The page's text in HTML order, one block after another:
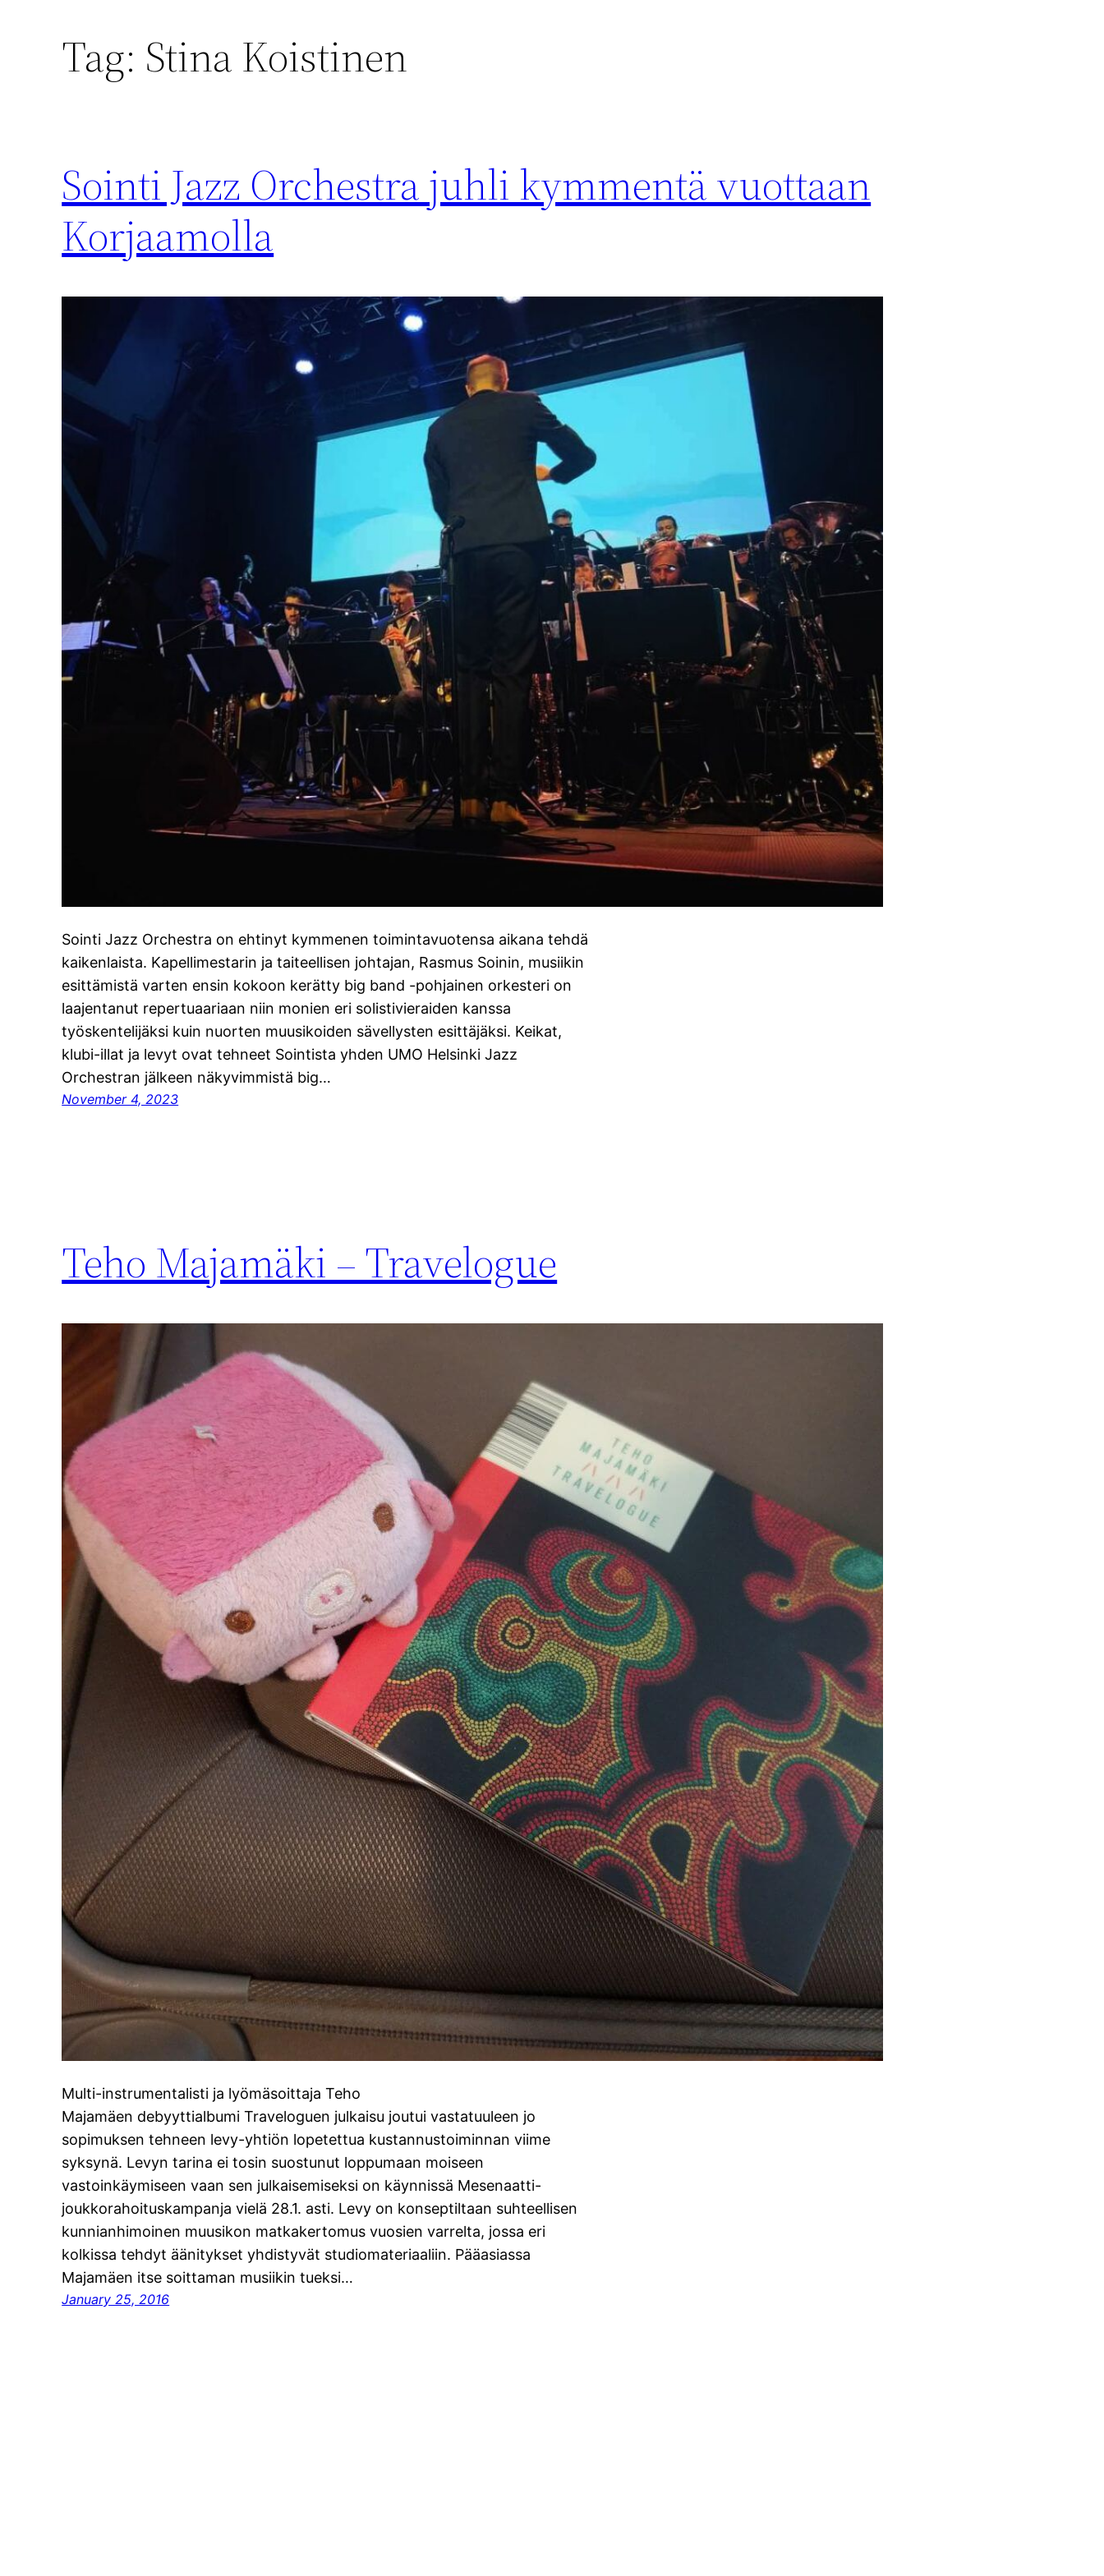
Tag: Stina Koistinen
Sointi Jazz Orchestra juhli kymmentä vuottaan
Korjaamolla
Sointi Jazz Orchestra on ehtinyt kymmenen toimintavuotensa aikana tehdä
kaikenlaista. Kapellimestarin ja taiteellisen johtajan, Rasmus Soinin, musiikin
esittämistä varten ensin kokoon kerätty big band -pohjainen orkesteri on
laajentanut repertuaariaan niin monien eri solistivieraiden kanssa
työskentelijäksi kuin nuorten muusikoiden sävellysten esittäjäksi. Keikat,
klubi-illat ja levyt ovat tehneet Sointista yhden UMO Helsinki Jazz
Orchestran jälkeen näkyvimmistä big…
November 4, 2023
Teho Majamäki – Travelogue
Multi-instrumentalisti ja lyömäsoittaja Teho
Majamäen debyyttialbumi Traveloguen julkaisu joutui vastatuuleen jo
sopimuksen tehneen levy-yhtiön lopetettua kustannustoiminnan viime
syksynä. Levyn tarina ei tosin suostunut loppumaan moiseen
vastoinkäymiseen vaan sen julkaisemiseksi on käynnissä Mesenaatti-
joukkorahoituskampanja vielä 28.1. asti. Levy on konseptiltaan suhteellisen
kunnianhimoinen muusikon matkakertomus vuosien varrelta, jossa eri
kolkissa tehdyt äänitykset yhdistyvät studiomateriaaliin. Pääasiassa
Majamäen itse soittaman musiikin tueksi…
January 25, 2016